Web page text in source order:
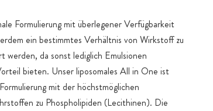
Formulierung mit überlegener Verfügbarkeit
ein bestimmtes Verhältnis von Wirkstoff zu
werden, da sonst lediglich Emulsionen
bieten. Unser liposomales All in One ist
mit der höchstmöglichen
zu Phospholipiden (Lecithinen). Die